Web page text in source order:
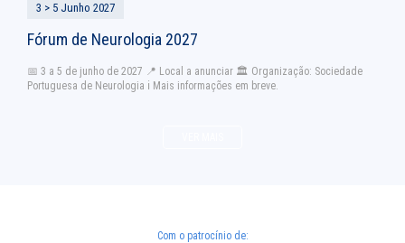
3 > 5 Junho 2027
Fórum de Neurologia 2027
📅 3 a 5 de junho de 2027 📍 Local a anunciar 🏛️ Organização: Sociedade
Portuguesa de Neurologia ℹ️ Mais informações em breve.
Com o patrocínio de: